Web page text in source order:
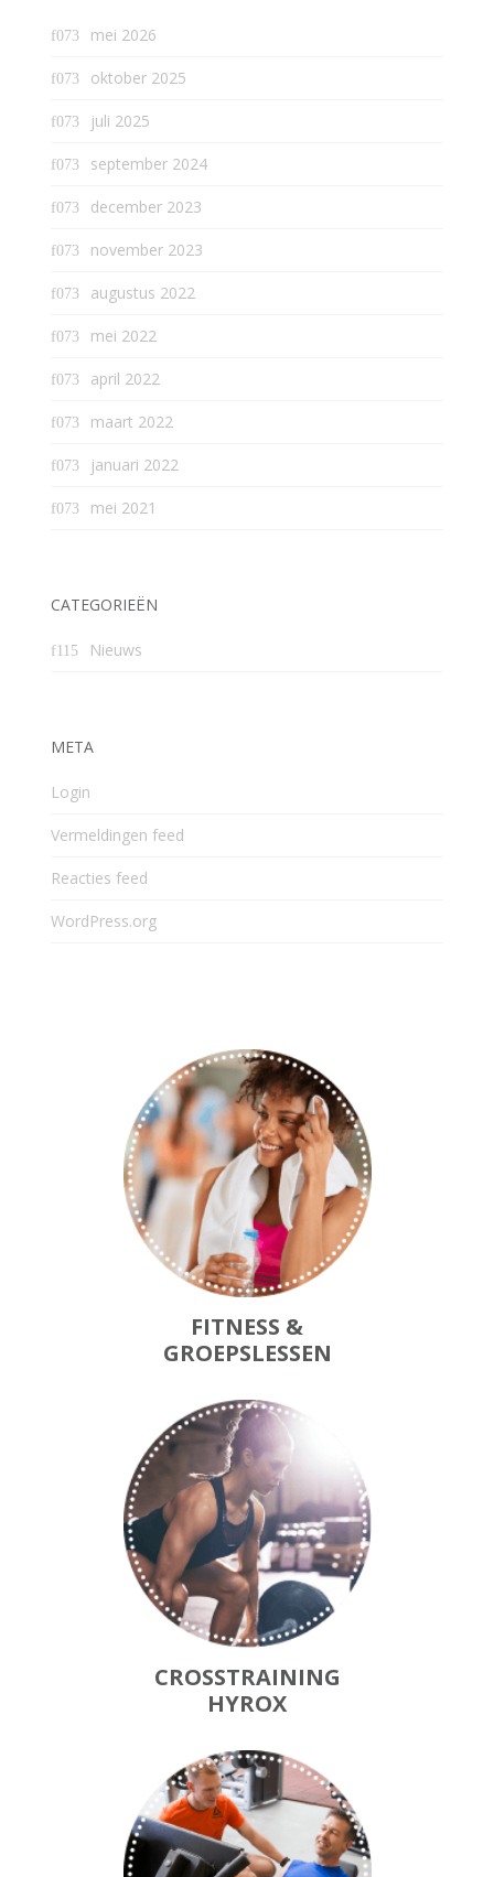
mei 2026
oktober 2025
juli 2025
september 2024
december 2023
november 2023
augustus 2022
mei 2022
april 2022
maart 2022
januari 2022
mei 2021
CATEGORIEËN
Nieuws
META
Login
Vermeldingen feed
Reacties feed
WordPress.org
FITNESS &
GROEPSLESSEN
CROSSTRAINING
HYROX